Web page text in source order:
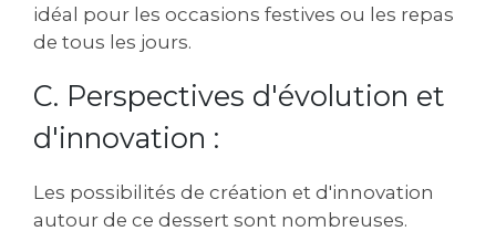
idéal pour les occasions festives ou les repas
de tous les jours.
C. Perspectives d'évolution et
d'innovation :
Les possibilités de création et d'innovation
autour de ce dessert sont nombreuses.